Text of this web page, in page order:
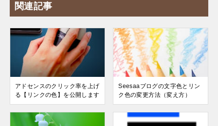
関連記事
アドセンスのクリック率を上げ
る【リンクの色】を公開します
Seesaaブログの文字色とリン
ク色の変更方法（変え方）